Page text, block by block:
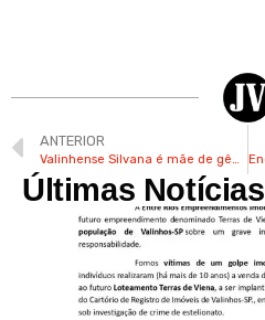
ANTERIOR
Últimas Notícias